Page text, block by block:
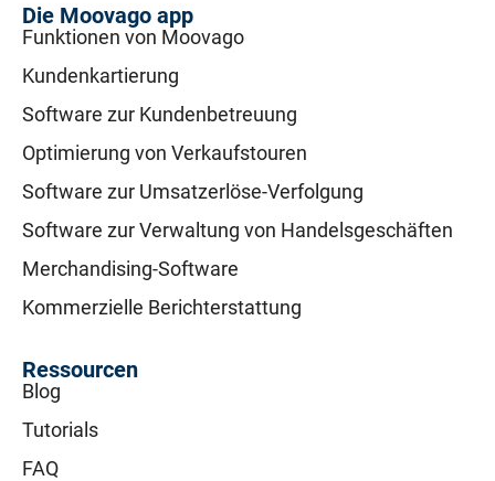
Die Moovago app
Funktionen von Moovago
Kundenkartierung
Software zur Kundenbetreuung
Optimierung von Verkaufstouren
Software zur Umsatzerlöse-Verfolgung
Software zur Verwaltung von Handelsgeschäften
Merchandising-Software
Kommerzielle Berichterstattung
Ressourcen
Blog
Tutorials
FAQ